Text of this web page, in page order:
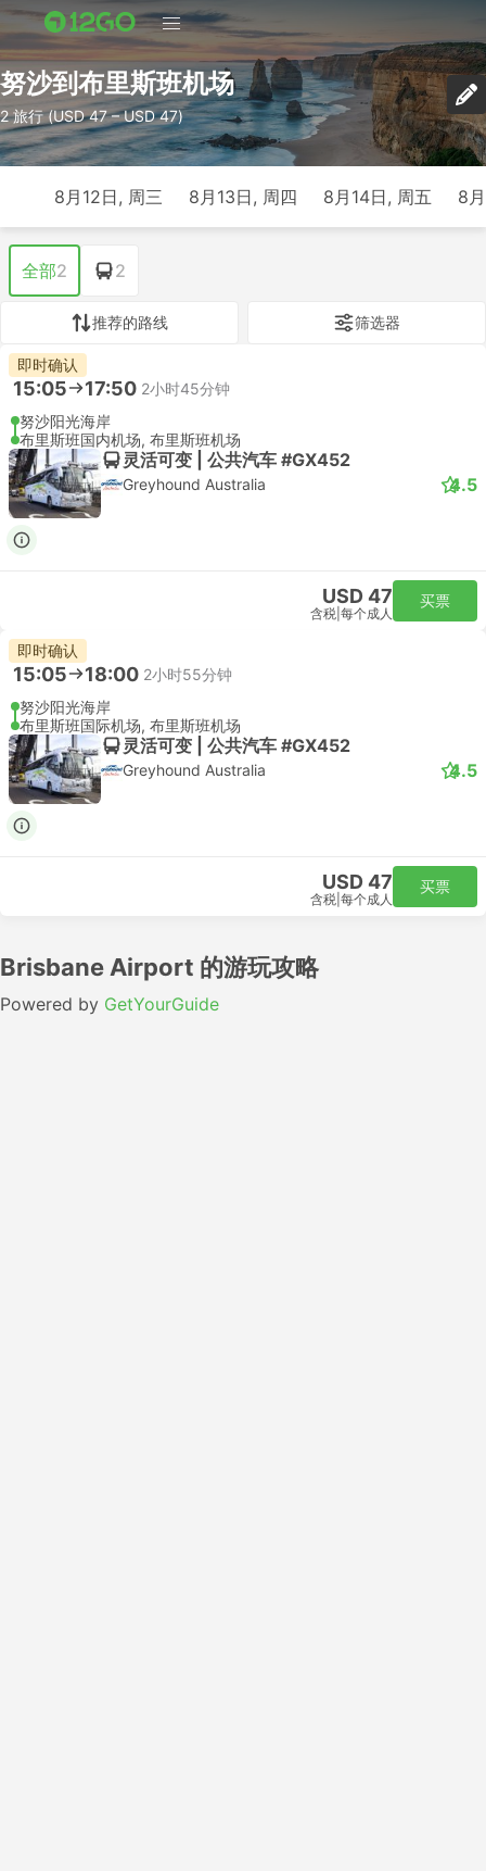
努沙到布里斯班机场
2 旅行 (USD 47 – USD 47)
8月12日, 周三 8月13日, 周四 8月14日, 周五 8
全部2 2
推荐的路线 筛选器
即时确认
15:05 17:50 2小时45分钟
努沙阳光海岸
布里斯班国内机场, 布里斯班机场
灵活可变 | 公共汽车 #GX452
Greyhound Australia 4.5
USD 47
含税 每个成人
买票
即时确认
15:05 18:00 2小时55分钟
努沙阳光海岸
布里斯班国际机场, 布里斯班机场
灵活可变 | 公共汽车 #GX452
Greyhound Australia 4.5
USD 47
含税 每个成人
买票
Brisbane Airport 的游玩攻略
Powered by GetYourGuide